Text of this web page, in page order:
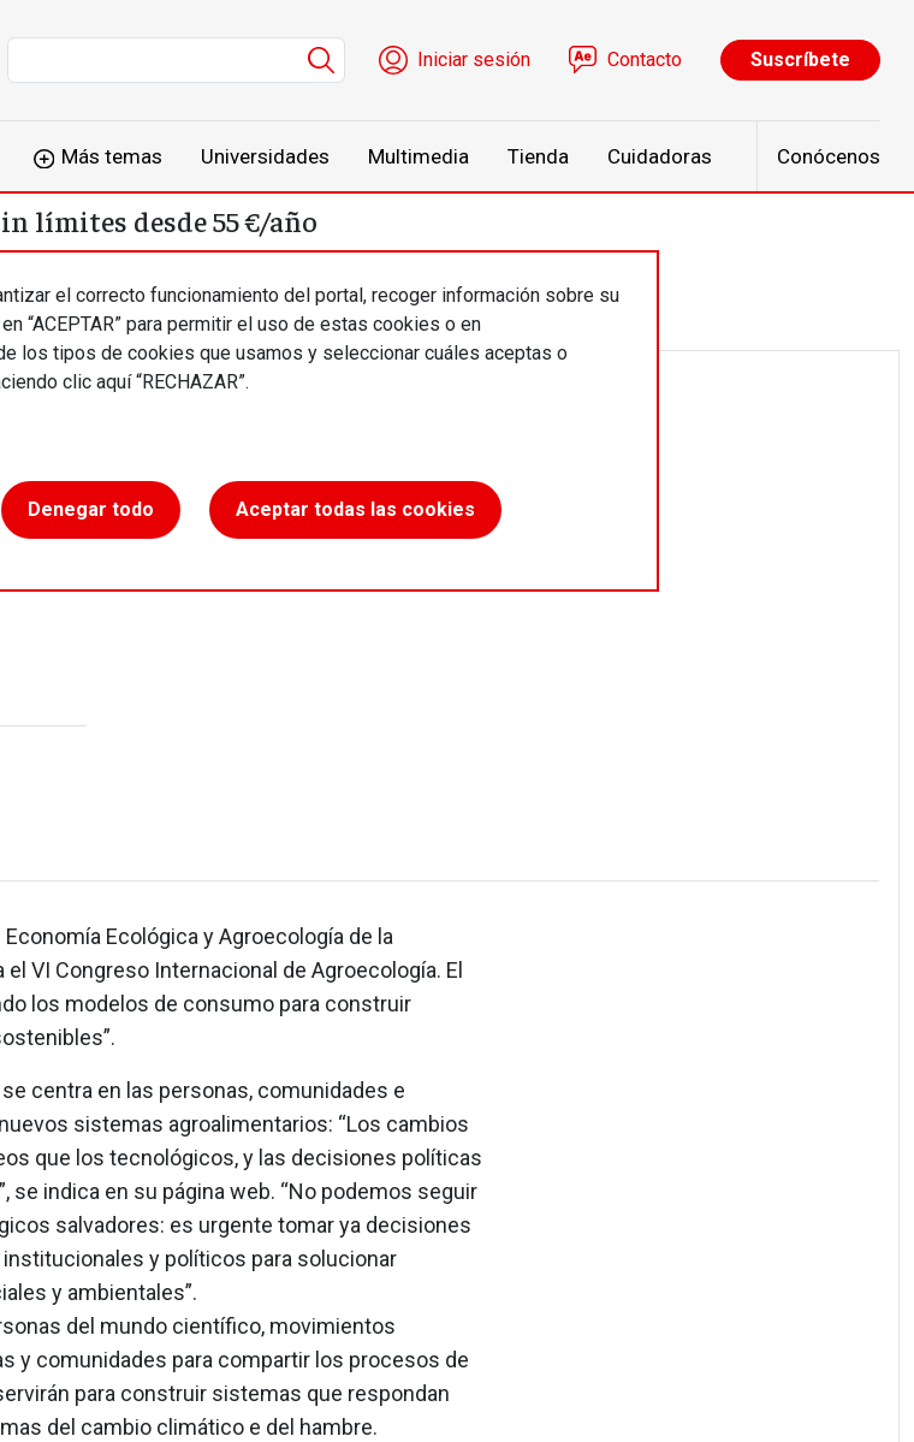
Menú de cuenta de usuario
Iniciar sesión Contacto Suscríbete
Más temas Universidades Multimedia Tienda Cuidadoras Conócenos
el correcto funcionamiento del portal, recoger información sobre su
“ACEPTAR” para permitir el uso de estas cookies o en
los tipos de cookies que usamos y seleccionar cuáles aceptas o
clic aquí “RECHAZAR”.
Denegar todo Aceptar todas las cookies
límites desde 55 €/año
Ecológica y Agroecología de la
VI Congreso Internacional de Agroecología. El
los modelos de consumo para construir
centra en las personas, comunidades e
sistemas agroalimentarios: “Los cambios
que los tecnológicos, y las decisiones políticas
se indica en su página web. “No podemos seguir
salvadores: es urgente tomar ya decisiones
y políticos para solucionar
y ambientales”.
del mundo científico, movimientos
y comunidades para compartir los procesos de
para construir sistemas que respondan
del cambio climático e del hambre.